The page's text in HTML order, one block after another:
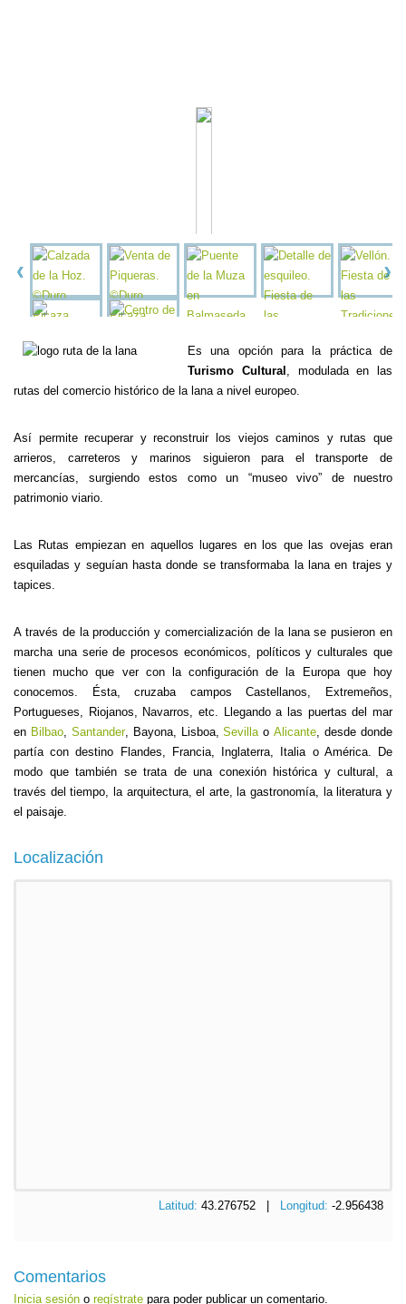
Es una opción para la práctica de
Turismo Cultural , modulada en las
rutas del comercio histórico de la lana a nivel europeo.
Así permite recuperar y reconstruir los viejos caminos y rutas que
arrieros, carreteros y marinos siguieron para el transporte de
mercancías, surgiendo estos como un “museo vivo” de nuestro
patrimonio viario.
Las Rutas empiezan en aquellos lugares en los que las ovejas eran
esquiladas y seguían hasta donde se transformaba la lana en trajes y
tapices.
A través de la producción y comercialización de la lana se pusieron en
marcha una serie de procesos económicos, políticos y culturales que
tienen mucho que ver con la configuración de la Europa que hoy
conocemos. Ésta, cruzaba campos Castellanos, Extremeños,
Portugueses, Riojanos, Navarros, etc. Llegando a las puertas del mar
en Bilbao, Santander, Bayona, Lisboa,SevillaoAlicante, desde donde
partía con destino Flandes, Francia, Inglaterra, Italia o América. De
modo que también se trata de una conexión histórica y cultural, a
través del tiempo, la arquitectura, el arte, la gastronomía, la literatura y
el paisaje.
Localización
Latitud: 43.276752 | Longitud: -2.956438
Comentarios
Inicia sesión o regístrate para poder publicar un comentario.